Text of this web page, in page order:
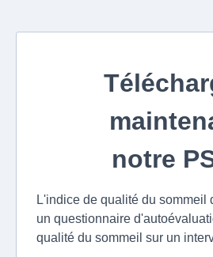
notre
L'indice de qualité du sommeil
un questionnaire
qualité du sommeil sur un